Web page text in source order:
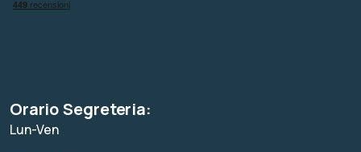
Orario Segreteria:
Lun-Ven